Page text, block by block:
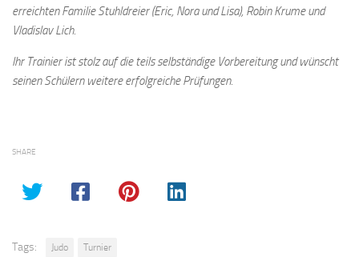
erreichten Familie Stuhldreier (Eric, Nora und Lisa), Robin Krume und
Vladislav Lich.
Ihr Trainier ist stolz auf die teils selbständige Vorbereitung und wünscht
seinen Schülern weitere erfolgreiche Prüfungen.
SHARE
Tags: Judo Turnier